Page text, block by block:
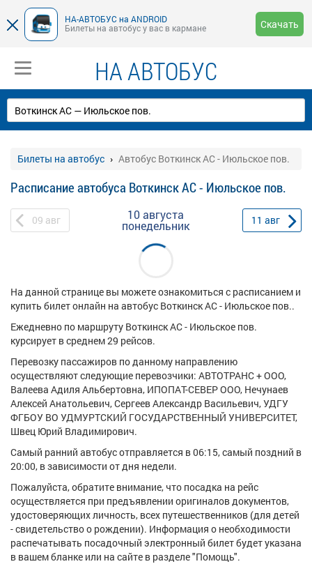
НА-АВТОБУС на ANDROID
Билеты на автобус у вас в кармане
Скачать
НА АВТОБУС
Билеты на автобус Автобус Воткинск АС - Июльское пов.
Расписание автобуса Воткинск АС - Июльское пов.
09 авг 10 августа
понедельник 11 авг
На данной странице вы можете ознакомиться с расписанием и
купить билет онлайн на автобус Воткинск АС - Июльское пов..
Ежедневно по маршруту Воткинск АС - Июльское пов.
курсирует в среднем 29 рейсов.
Перевозку пассажиров по данному направлению
осуществляют следующие перевозчики: АВТОТРАНС + ООО,
Валеева Адиля Альбертовна, ИПОПАТ-СЕВЕР ООО, Нечунаев
Алексей Анатольевич, Сергеев Александр Васильевич, УДГУ
ФГБОУ ВО УДМУРТСКИЙ ГОСУДАРСТВЕННЫЙ УНИВЕРСИТЕТ,
Швец Юрий Владимирович.
Самый ранний автобус отправляется в 06:15, самый поздний в
20:00, в зависимости от дня недели.
Пожалуйста, обратите внимание, что посадка на рейс
осуществляется при предъявлении оригиналов документов,
удостоверяющих личность, всех путешественников (для детей
- свидетельство о рождении). Информация о необходимости
распечатывать посадочный электронный билет будет указана
в вашем бланке или на сайте в разделе "Помощь".